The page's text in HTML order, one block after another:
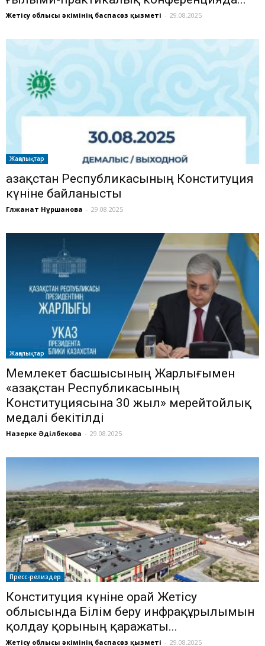
Жетісу облысы әкімінің баспасөз қызметі - 29.08.2025
Жаңалықтар
Қазақстан Республикасының Конституция
күніне байланысты
Гүлжанат Нұршанова - 29.08.2025
Жаңалықтар
Мемлекет басшысының Жарлығымен
«Қазақстан Республикасының
Конституциясына 30 жыл» мерейтойлық
медалі бекітілді
Назерке Әділбекова - 29.08.2025
Пресс-релиздер
Конституция күніне орай Жетісу
облысында Білім беру инфрақұрылымын
қолдау қорының қаражаты...
Жетісу облысы әкімінің баспасөз қызметі - 29.08.2025